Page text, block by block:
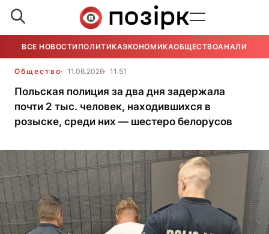
ВСЕ НОВОСТИ ПОЛИТИКАЭКОНОМИКАОБЩЕСТВОАНАЛИТИКА
Общество 11.06.2026 11:51
Польская полиция за два дня задержала
почти 2 тыс. человек, находившихся в
розыске, среди них — шестеро белорусов